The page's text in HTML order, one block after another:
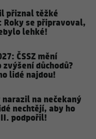
přiznal těžké
Roky se připravoval,
lehké!
ČSSZ mění
zvýšení důchodů?
lidé najdou!
na nečekaný
nechtějí, aby ho
podpořil!